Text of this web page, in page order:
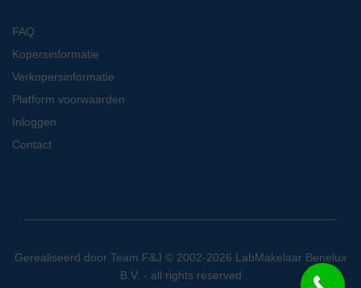
FAQ
Kopersinformatie
Verkopersinformatie
Platform voorwaarden
Inloggen
Contact
Gerealiseerd door Team F&J © 2002-2026 LabMakelaar Benelux
B.V. - all rights reserved